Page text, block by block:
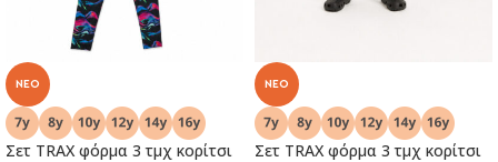
NEO
Σετ TRAX φόρμα 3 τμχ κορίτσι
NEO
Σετ TRAX φόρμα 3 τμχ κορίτσι